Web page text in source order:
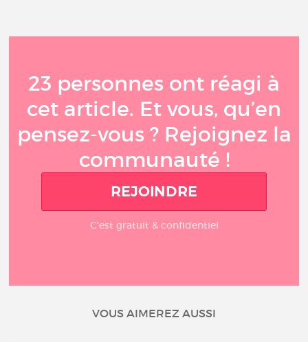
23 personnes ont réagi à
cet article. Et vous, qu’en
pensez-vous ? Rejoignez la
communauté !
REJOINDRE
C'est gratuit & confidentiel
VOUS AIMEREZ AUSSI